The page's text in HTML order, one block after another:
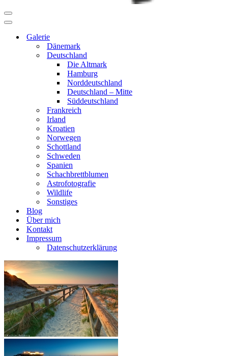
Navigationsmenü
Navigationsmenü
Galerie
Dänemark
Deutschland
Die Altmark
Hamburg
Norddeutschland
Deutschland – Mitte
Süddeutschland
Frankreich
Irland
Kroatien
Norwegen
Schottland
Schweden
Spanien
Schachbrettblumen
Astrofotografie
Wildlife
Sonstiges
Blog
Über mich
Kontakt
Impressum
Datenschutzerklärung